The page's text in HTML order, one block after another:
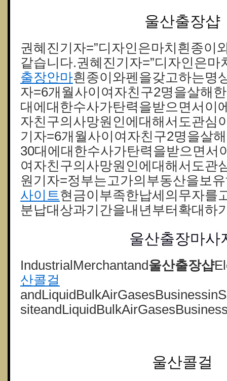
울산 출장샵
권혜진기자=”디자인은마치흰종이
같습니다.권혜진기자=”디자인은마
출장안마흰종이와펜을갖고하는명
자=6개월사이여자친구2명을살해
대에대한수사가탄력을받으면서이
자친구의사망원인에대해서도관심
기자=6개월사이여자친구2명을살
30대에대한수사가탄력을받으면서
여자친구의사망원인에대해서도관
원기자=정부는고가의부동산을보
사이트현금이부족한납세의무자를
분납대상과기간을내년부터확대하
울산출장마사
IndustrialMerchantand울산 출장샵
산콜걸
울산콜걸